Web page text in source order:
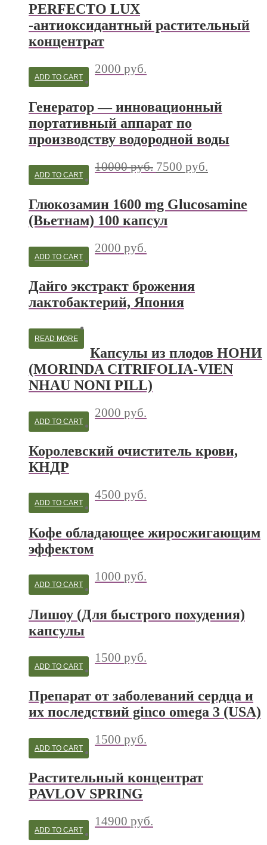
PERFECTO LUX
-антиоксидантный растительный
концентрат
2000 руб.
ADD TO CART
Генератор — инновационный
портативный аппарат по
производству водородной воды
10000руб. 7500 руб.
ADD TO CART
Глюкозамин 1600 mg Glucosamine
(Вьетнам) 100 капсул
2000 руб.
ADD TO CART
Дайго экстракт брожения
лактобактерий, Япония
READ MORE
Капсулы из плодов НОНИ
(MORINDA CITRIFOLIA-VIEN
NHAU NONI PILL)
2000 руб.
ADD TO CART
Королевский очиститель крови,
КНДР
4500 руб.
ADD TO CART
Кофе обладающее жиросжигающим
эффектом
1000 руб.
ADD TO CART
Лишоу (Для быстрого похудения)
капсулы
1500 руб.
ADD TO CART
Препарат от заболеваний сердца и
их последствий ginco omega 3 (USA)
1500 руб.
ADD TO CART
Растительный концентрат
PAVLOV SPRING
14900 руб.
ADD TO CART